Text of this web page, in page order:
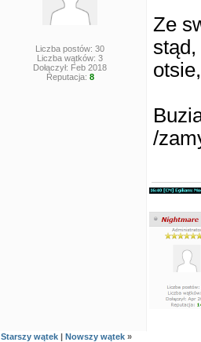
Liczba postów: 30
Liczba wątków: 3
Dołączył: Feb 2018
Reputacja: 8
Ze
stąd,
/
Starszy wątek | Nowszy wątek »